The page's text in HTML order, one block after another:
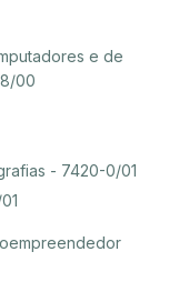
e de
00
- 7420-0/01